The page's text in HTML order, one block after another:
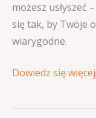
możesz usłyszeć
się tak, by Twoje
wiarygodne.
Dowiedz się